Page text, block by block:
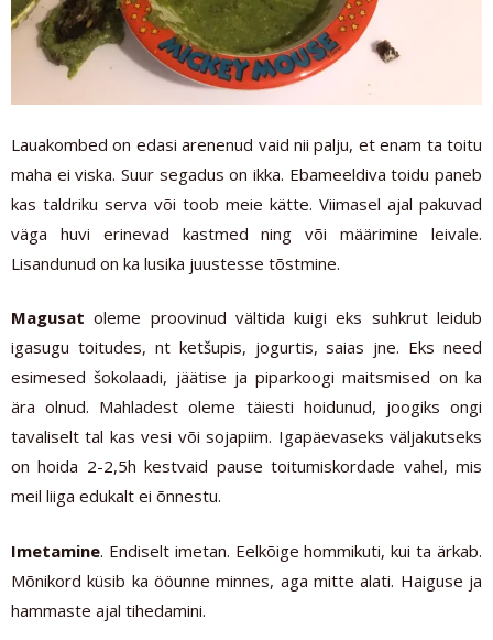
Lauakombed on edasi arenenud vaid nii palju, et enam ta toitu
maha ei viska. Suur segadus on ikka. Ebameeldiva toidu paneb
kas taldriku serva või toob meie kätte. Viimasel ajal pakuvad
väga huvi erinevad kastmed ning või määrimine leivale.
Lisandunud on ka lusika juustesse tõstmine.
Magusat oleme proovinud vältida kuigi eks suhkrut leidub
igasugu toitudes, nt ketšupis, jogurtis, saias jne. Eks need
esimesed šokolaadi, jäätise ja piparkoogi maitsmised on ka
ära olnud. Mahladest oleme täiesti hoidunud, joogiks ongi
tavaliselt tal kas vesi või sojapiim. Igapäevaseks väljakutseks
on hoida 2-2,5h kestvaid pause toitumiskordade vahel, mis
meil liiga edukalt ei õnnestu.
Imetamine. Endiselt imetan. Eelkõige hommikuti, kui ta ärkab.
Mõnikord küsib ka ööunne minnes, aga mitte alati. Haiguse ja
hammaste ajal tihedamini.